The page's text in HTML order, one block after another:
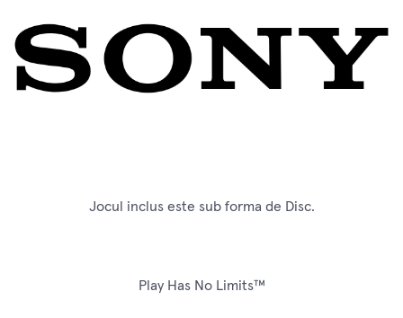
Jocul inclus este sub forma de Disc.
Play Has No Limits™